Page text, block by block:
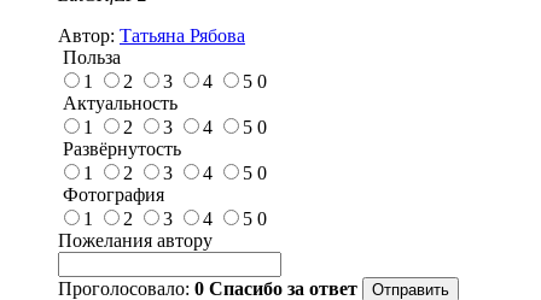
Автор: Татьяна Рябова
Польза
1
2 3 4 5 0
Актуальность
1
2 3 4 5 0
Развёрнутость
1
2 3 4 5 0
Фотография
1
2 3 4 5 0
Пожелания автору
Проголосовало: 0 Спасибо за ответ